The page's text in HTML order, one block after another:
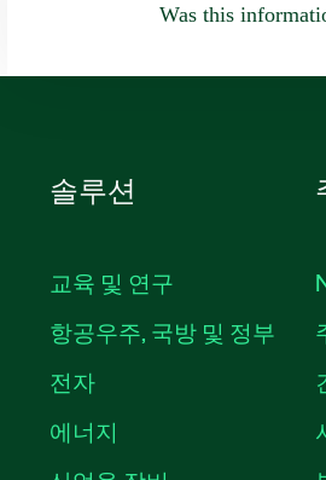
Was this
솔루션
교육 및 연구
항공우주, 국방 및 정부
전자
에너지